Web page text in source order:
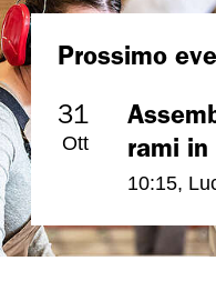
Prossimo
31
Ott
rami in
10:15,